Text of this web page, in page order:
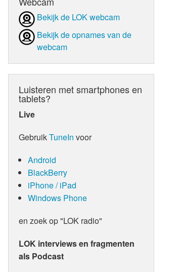
Bekijk de LOK webcam
Bekijk de opnames van de
webcam
Luisteren met smartphones en
tablets?
Live
GebruikTuneIn voor
Android
BlackBerry
iPhone / iPad
Windows Phone
en zoek op "LOK radio"
LOK interviews en fragmenten
als Podcast